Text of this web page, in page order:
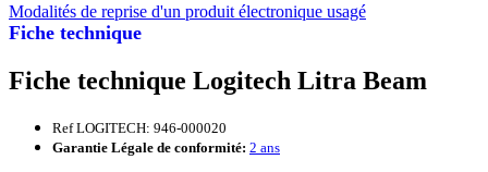
Fiche technique
Modalités de reprise d'un produit électronique usagé
Fiche technique Logitech Litra Beam
Ref LOGITECH: 946-000020
Garantie Légale de conformité: 2 ans